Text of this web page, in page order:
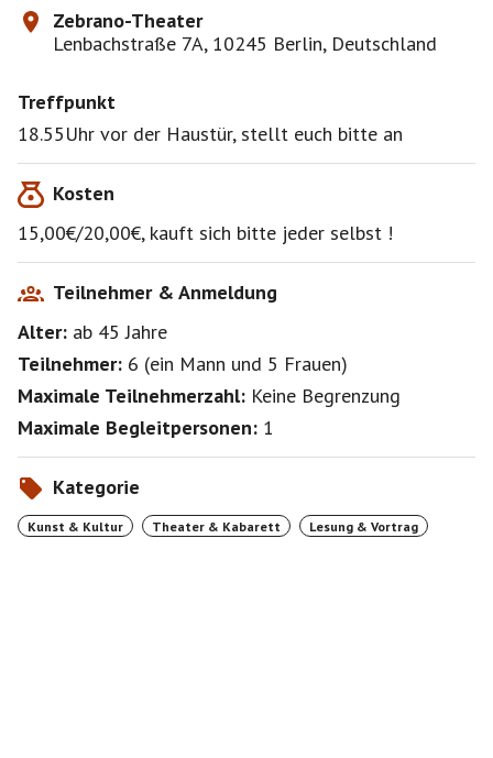
Lukas Meister ist Liedermacher - und was für einer. Im
Rahmen einer Preisverleihung wurde er schon mal als
eine "höchst gelungene Melange aus Frank Sinatra
seinen unvergleichlichen Klang gefunden.
Susanne M. Riedel ist Autorin, Kolumnistin und
Expertin für heiteres Welken. In ihren Kurzgeschichten
tummelt sie sich zwischen Feminismus und Feenstaub,
Klimakrise und Klimakterium. Solo sind sie schon
besonders, in Summe eine Sensation.
Beginn: 19.30Uhr / Treffen 18.55Uhr
https://www.zebrano-theater.de/programm.html
Zebrano-Theater
Lenbachstraße 7A, 10245 Berlin, Deutschland
Treffpunkt
18.55Uhr vor der Haustür, stellt euch bitte an
Kosten
15,00€/20,00€, kauft sich bitte jeder selbst !
Teilnehmer & Anmeldung
Alter: ab 45Jahre
Teilnehmer: 6 (ein Mann und 5 Frauen)
Maximale Teilnehmerzahl: Keine Begrenzung
Maximale Begleitpersonen: 1
Kategorie
Kunst & Kultur Theater & Kabarett Lesung & Vortrag